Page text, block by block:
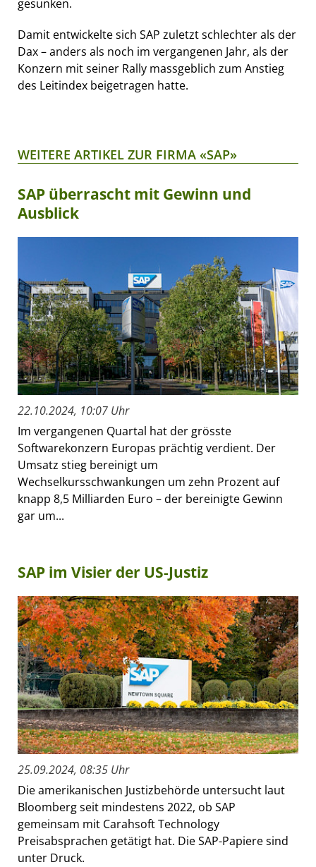
gesunken.
Damit entwickelte sich SAP zuletzt schlechter als der
Dax – anders als noch im vergangenen Jahr, als der
Konzern mit seiner Rally massgeblich zum Anstieg
des Leitindex beigetragen hatte.
WEITERE ARTIKEL ZUR FIRMA «SAP»
SAP überrascht mit Gewinn und
Ausblick
22.10.2024, 10:07 Uhr
Im vergangenen Quartal hat der grösste
Softwarekonzern Europas prächtig verdient. Der
Umsatz stieg bereinigt um
Wechselkursschwankungen um zehn Prozent auf
knapp 8,5 Milliarden Euro – der bereinigte Gewinn
gar um...
SAP im Visier der US-Justiz
25.09.2024, 08:35 Uhr
Die amerikanischen Justizbehörde untersucht laut
Bloomberg seit mindestens 2022, ob SAP
gemeinsam mit Carahsoft Technology
Preisabsprachen getätigt hat. Die SAP-Papiere sind
unter Druck.